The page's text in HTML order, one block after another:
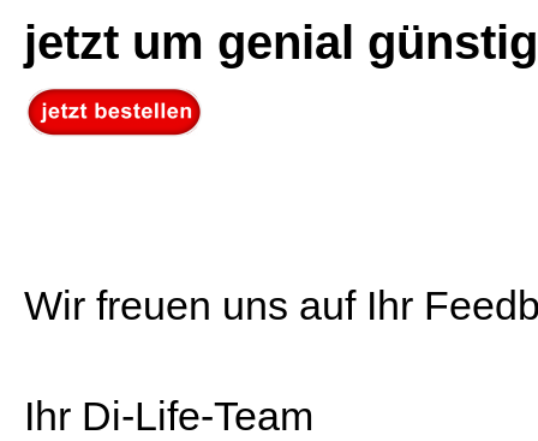
jetzt um genial
Wir freuen uns auf Ihr
Ihr Di-Life-Team